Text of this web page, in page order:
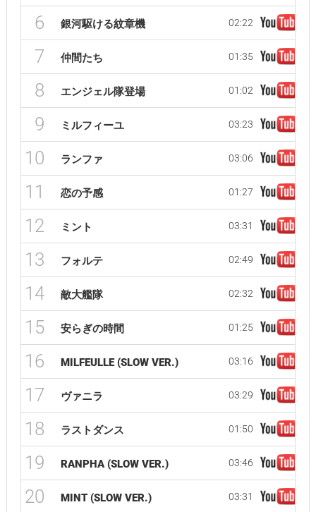
6 銀河駆ける紋章機 02:22
7 仲間たち 01:35
8 エンジェル隊登場 01:02
9 ミルフィーユ 03:23
10 ランファ 03:06
11 恋の予感 01:27
12 ミント 03:31
13 フォルテ 02:49
14 敵大艦隊 02:32
15 安らぎの時間 01:25
16 MILFEULLE (SLOW VER.) 03:16
17 ヴァニラ 03:29
18 ラストダンス 01:50
19 RANPHA (SLOW VER.) 03:46
20 MINT (SLOW VER.) 03:31